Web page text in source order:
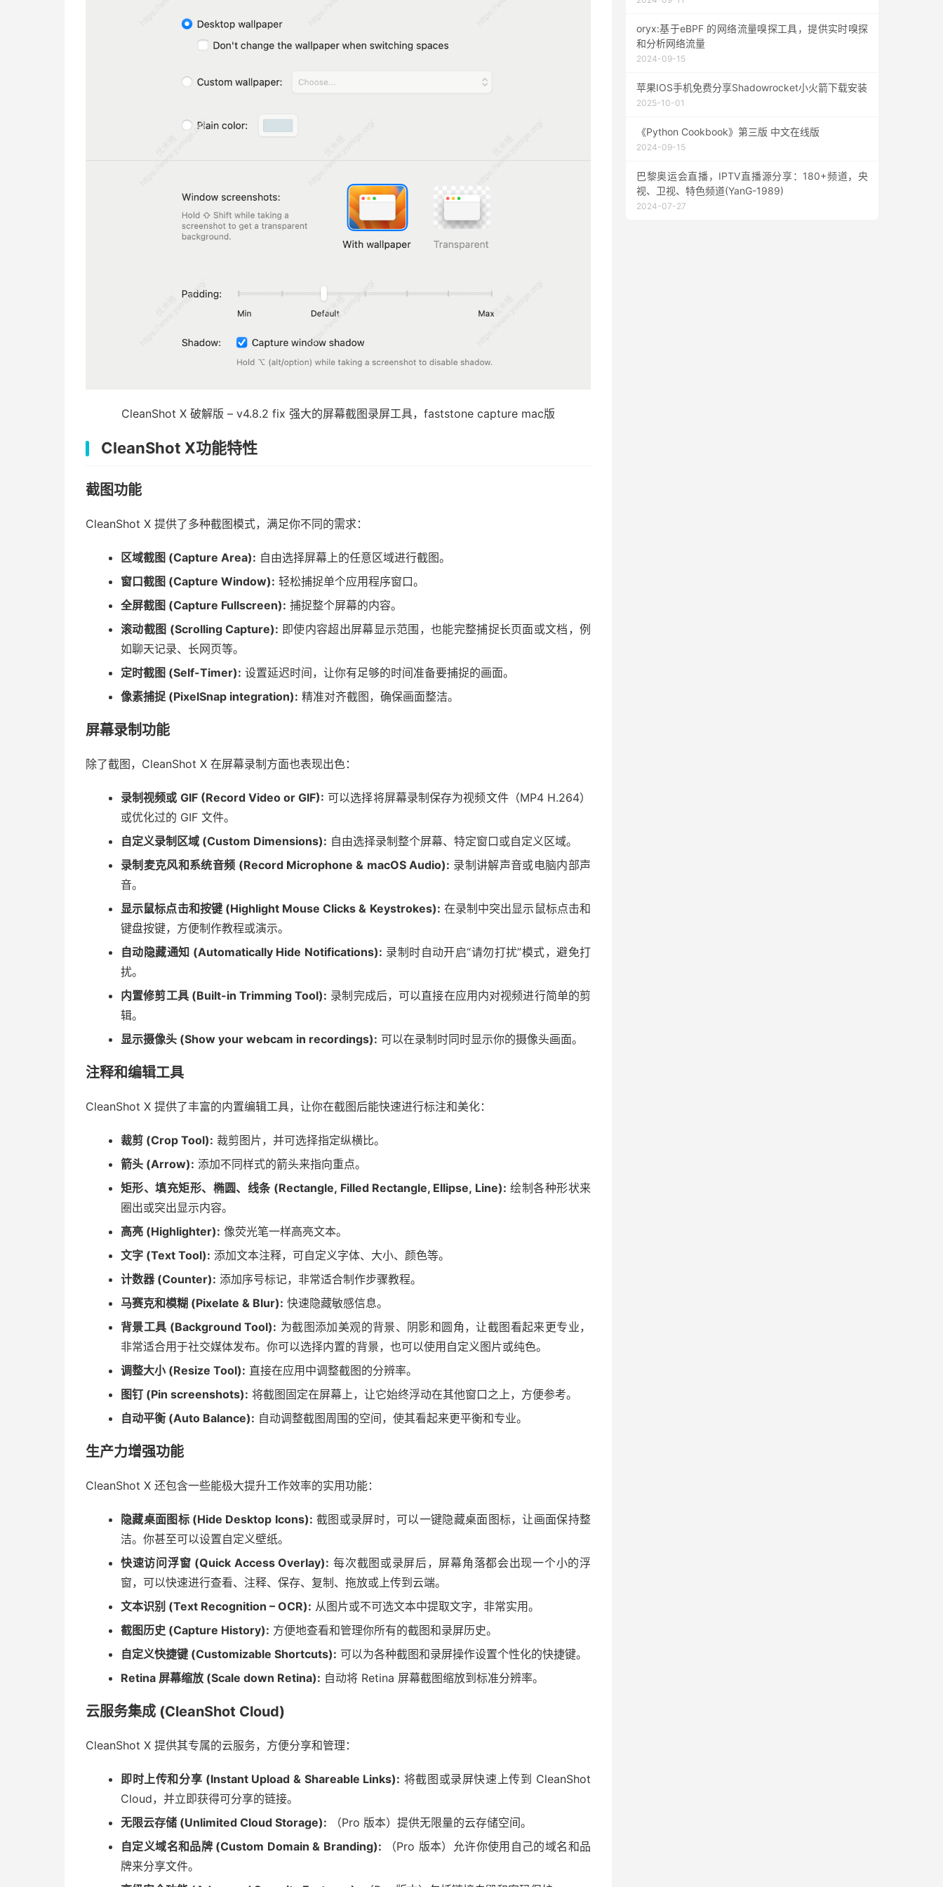
CleanShot X 破解版 – v4.8.2 fix 强大的屏幕截图录屏工具，faststone capture mac版
CleanShot X功能特性
截图功能
CleanShot X 提供了多种截图模式，满足你不同的需求：
区域截图 (Capture Area): 自由选择屏幕上的任意区域进行截图。
窗口截图 (Capture Window): 轻松捕捉单个应用程序窗口。
全屏截图 (Capture Fullscreen): 捕捉整个屏幕的内容。
滚动截图 (Scrolling Capture): 即使内容超出屏幕显示范围，也能完整捕捉长页面或文档，例
如聊天记录、长网页等。
定时截图 (Self-Timer): 设置延迟时间，让你有足够的时间准备要捕捉的画面。
像素捕捉 (PixelSnap integration): 精准对齐截图，确保画面整洁。
屏幕录制功能
除了截图，CleanShot X 在屏幕录制方面也表现出色：
录制视频或 GIF (Record Video or GIF): 可以选择将屏幕录制保存为视频文件（MP4 H.264）
或优化过的 GIF 文件。
自定义录制区域 (Custom Dimensions): 自由选择录制整个屏幕、特定窗口或自定义区域。
录制麦克风和系统音频 (Record Microphone & macOS Audio): 录制讲解声音或电脑内部声
音。
显示鼠标点击和按键 (Highlight Mouse Clicks & Keystrokes): 在录制中突出显示鼠标点击和
键盘按键，方便制作教程或演示。
自动隐藏通知 (Automatically Hide Notifications): 录制时自动开启“请勿打扰”模式，避免打
扰。
内置修剪工具 (Built-in Trimming Tool): 录制完成后，可以直接在应用内对视频进行简单的剪
辑。
显示摄像头 (Show your webcam in recordings): 可以在录制时同时显示你的摄像头画面。
注释和编辑工具
CleanShot X 提供了丰富的内置编辑工具，让你在截图后能快速进行标注和美化：
裁剪 (Crop Tool): 裁剪图片，并可选择指定纵横比。
箭头 (Arrow): 添加不同样式的箭头来指向重点。
矩形、填充矩形、椭圆、线条 (Rectangle, Filled Rectangle, Ellipse, Line): 绘制各种形状来
圈出或突出显示内容。
高亮 (Highlighter): 像荧光笔一样高亮文本。
文字 (Text Tool): 添加文本注释，可自定义字体、大小、颜色等。
计数器 (Counter): 添加序号标记，非常适合制作步骤教程。
马赛克和模糊 (Pixelate & Blur): 快速隐藏敏感信息。
背景工具 (Background Tool): 为截图添加美观的背景、阴影和圆角，让截图看起来更专业，
非常适合用于社交媒体发布。你可以选择内置的背景，也可以使用自定义图片或纯色。
调整大小 (Resize Tool): 直接在应用中调整截图的分辨率。
图钉 (Pin screenshots): 将截图固定在屏幕上，让它始终浮动在其他窗口之上，方便参考。
自动平衡 (Auto Balance): 自动调整截图周围的空间，使其看起来更平衡和专业。
生产力增强功能
CleanShot X 还包含一些能极大提升工作效率的实用功能：
隐藏桌面图标 (Hide Desktop Icons): 截图或录屏时，可以一键隐藏桌面图标，让画面保持整
洁。你甚至可以设置自定义壁纸。
快速访问浮窗 (Quick Access Overlay): 每次截图或录屏后，屏幕角落都会出现一个小的浮
窗，可以快速进行查看、注释、保存、复制、拖放或上传到云端。
文本识别 (Text Recognition – OCR): 从图片或不可选文本中提取文字，非常实用。
截图历史 (Capture History): 方便地查看和管理你所有的截图和录屏历史。
自定义快捷键 (Customizable Shortcuts): 可以为各种截图和录屏操作设置个性化的快捷键。
Retina 屏幕缩放 (Scale down Retina): 自动将 Retina 屏幕截图缩放到标准分辨率。
云服务集成 (CleanShot Cloud)
CleanShot X 提供其专属的云服务，方便分享和管理：
即时上传和分享 (Instant Upload & Shareable Links): 将截图或录屏快速上传到 CleanShot
Cloud，并立即获得可分享的链接。
无限云存储 (Unlimited Cloud Storage): （Pro 版本）提供无限量的云存储空间。
自定义域名和品牌 (Custom Domain & Branding): （Pro 版本）允许你使用自己的域名和品
牌来分享文件。
oryx:基于eBPF 的网络流量嗅探工具，提供实时嗅探
和分析网络流量
2024-09-15
苹果IOS手机免费分享Shadowrocket小火箭下载安装
2025-10-01
《Python Cookbook》第三版 中文在线版
2024-09-15
巴黎奥运会直播，IPTV直播源分享：180+频道，央
视、卫视、特色频道(YanG-1989)
2024-07-27